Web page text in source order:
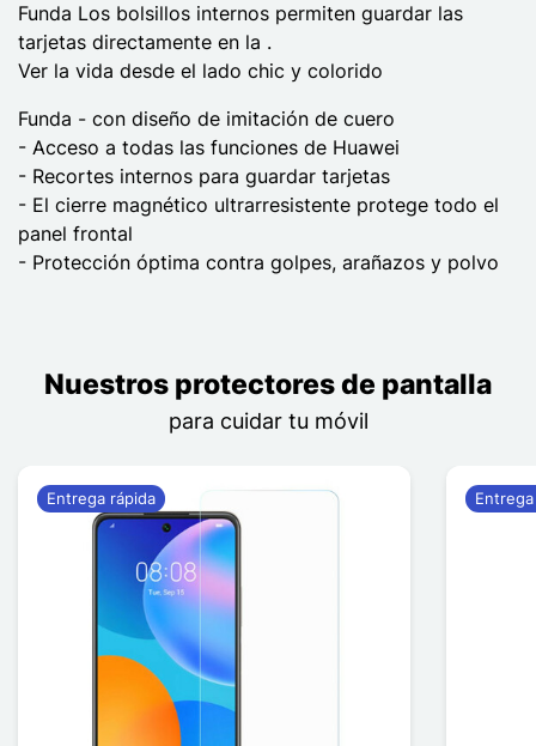
Funda Los bolsillos internos permiten guardar las
tarjetas directamente en la .
Ver la vida desde el lado chic y colorido
Funda - con diseño de imitación de cuero
- Acceso a todas las funciones de Huawei
- Recortes internos para guardar tarjetas
- El cierre magnético ultrarresistente protege todo el
panel frontal
- Protección óptima contra golpes, arañazos y polvo
Nuestros protectores de pantalla
para cuidar tu móvil
Entrega rápida